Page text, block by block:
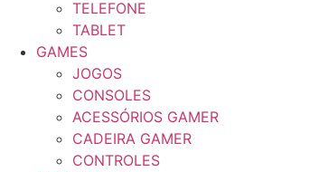
TELEFONE
TABLET
GAMES
JOGOS
CONSOLES
ACESSÓRIOS GAMER
CADEIRA GAMER
CONTROLES